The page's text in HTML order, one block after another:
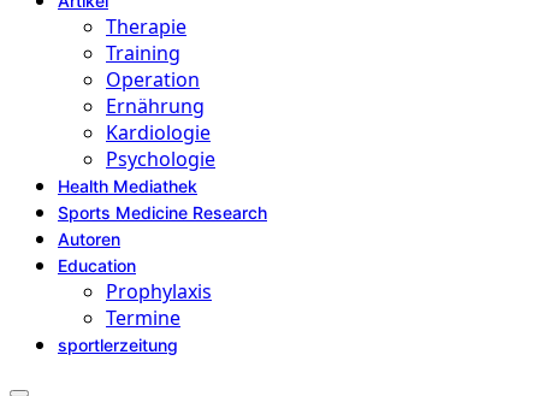
Therapie
Training
Operation
Ernährung
Kardiologie
Psychologie
Health Mediathek
Sports Medicine Research
Autoren
Education
Prophylaxis
Termine
sportlerzeitung